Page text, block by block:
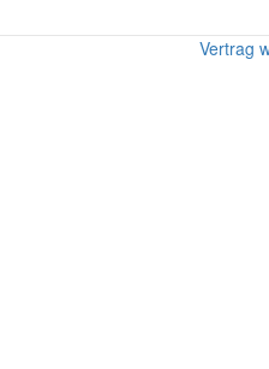
Vertrag